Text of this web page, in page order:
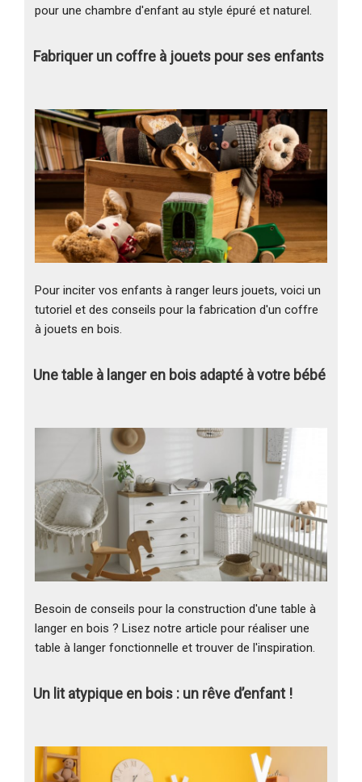
pour une chambre d'enfant au style épuré et naturel.
Fabriquer un coffre à jouets pour ses enfants
Pour inciter vos enfants à ranger leurs jouets, voici un
tutoriel et des conseils pour la fabrication d'un coffre
à jouets en bois.
Une table à langer en bois adapté à votre bébé
Besoin de conseils pour la construction d'une table à
langer en bois ? Lisez notre article pour réaliser une
table à langer fonctionnelle et trouver de l'inspiration.
Un lit atypique en bois : un rêve d’enfant !